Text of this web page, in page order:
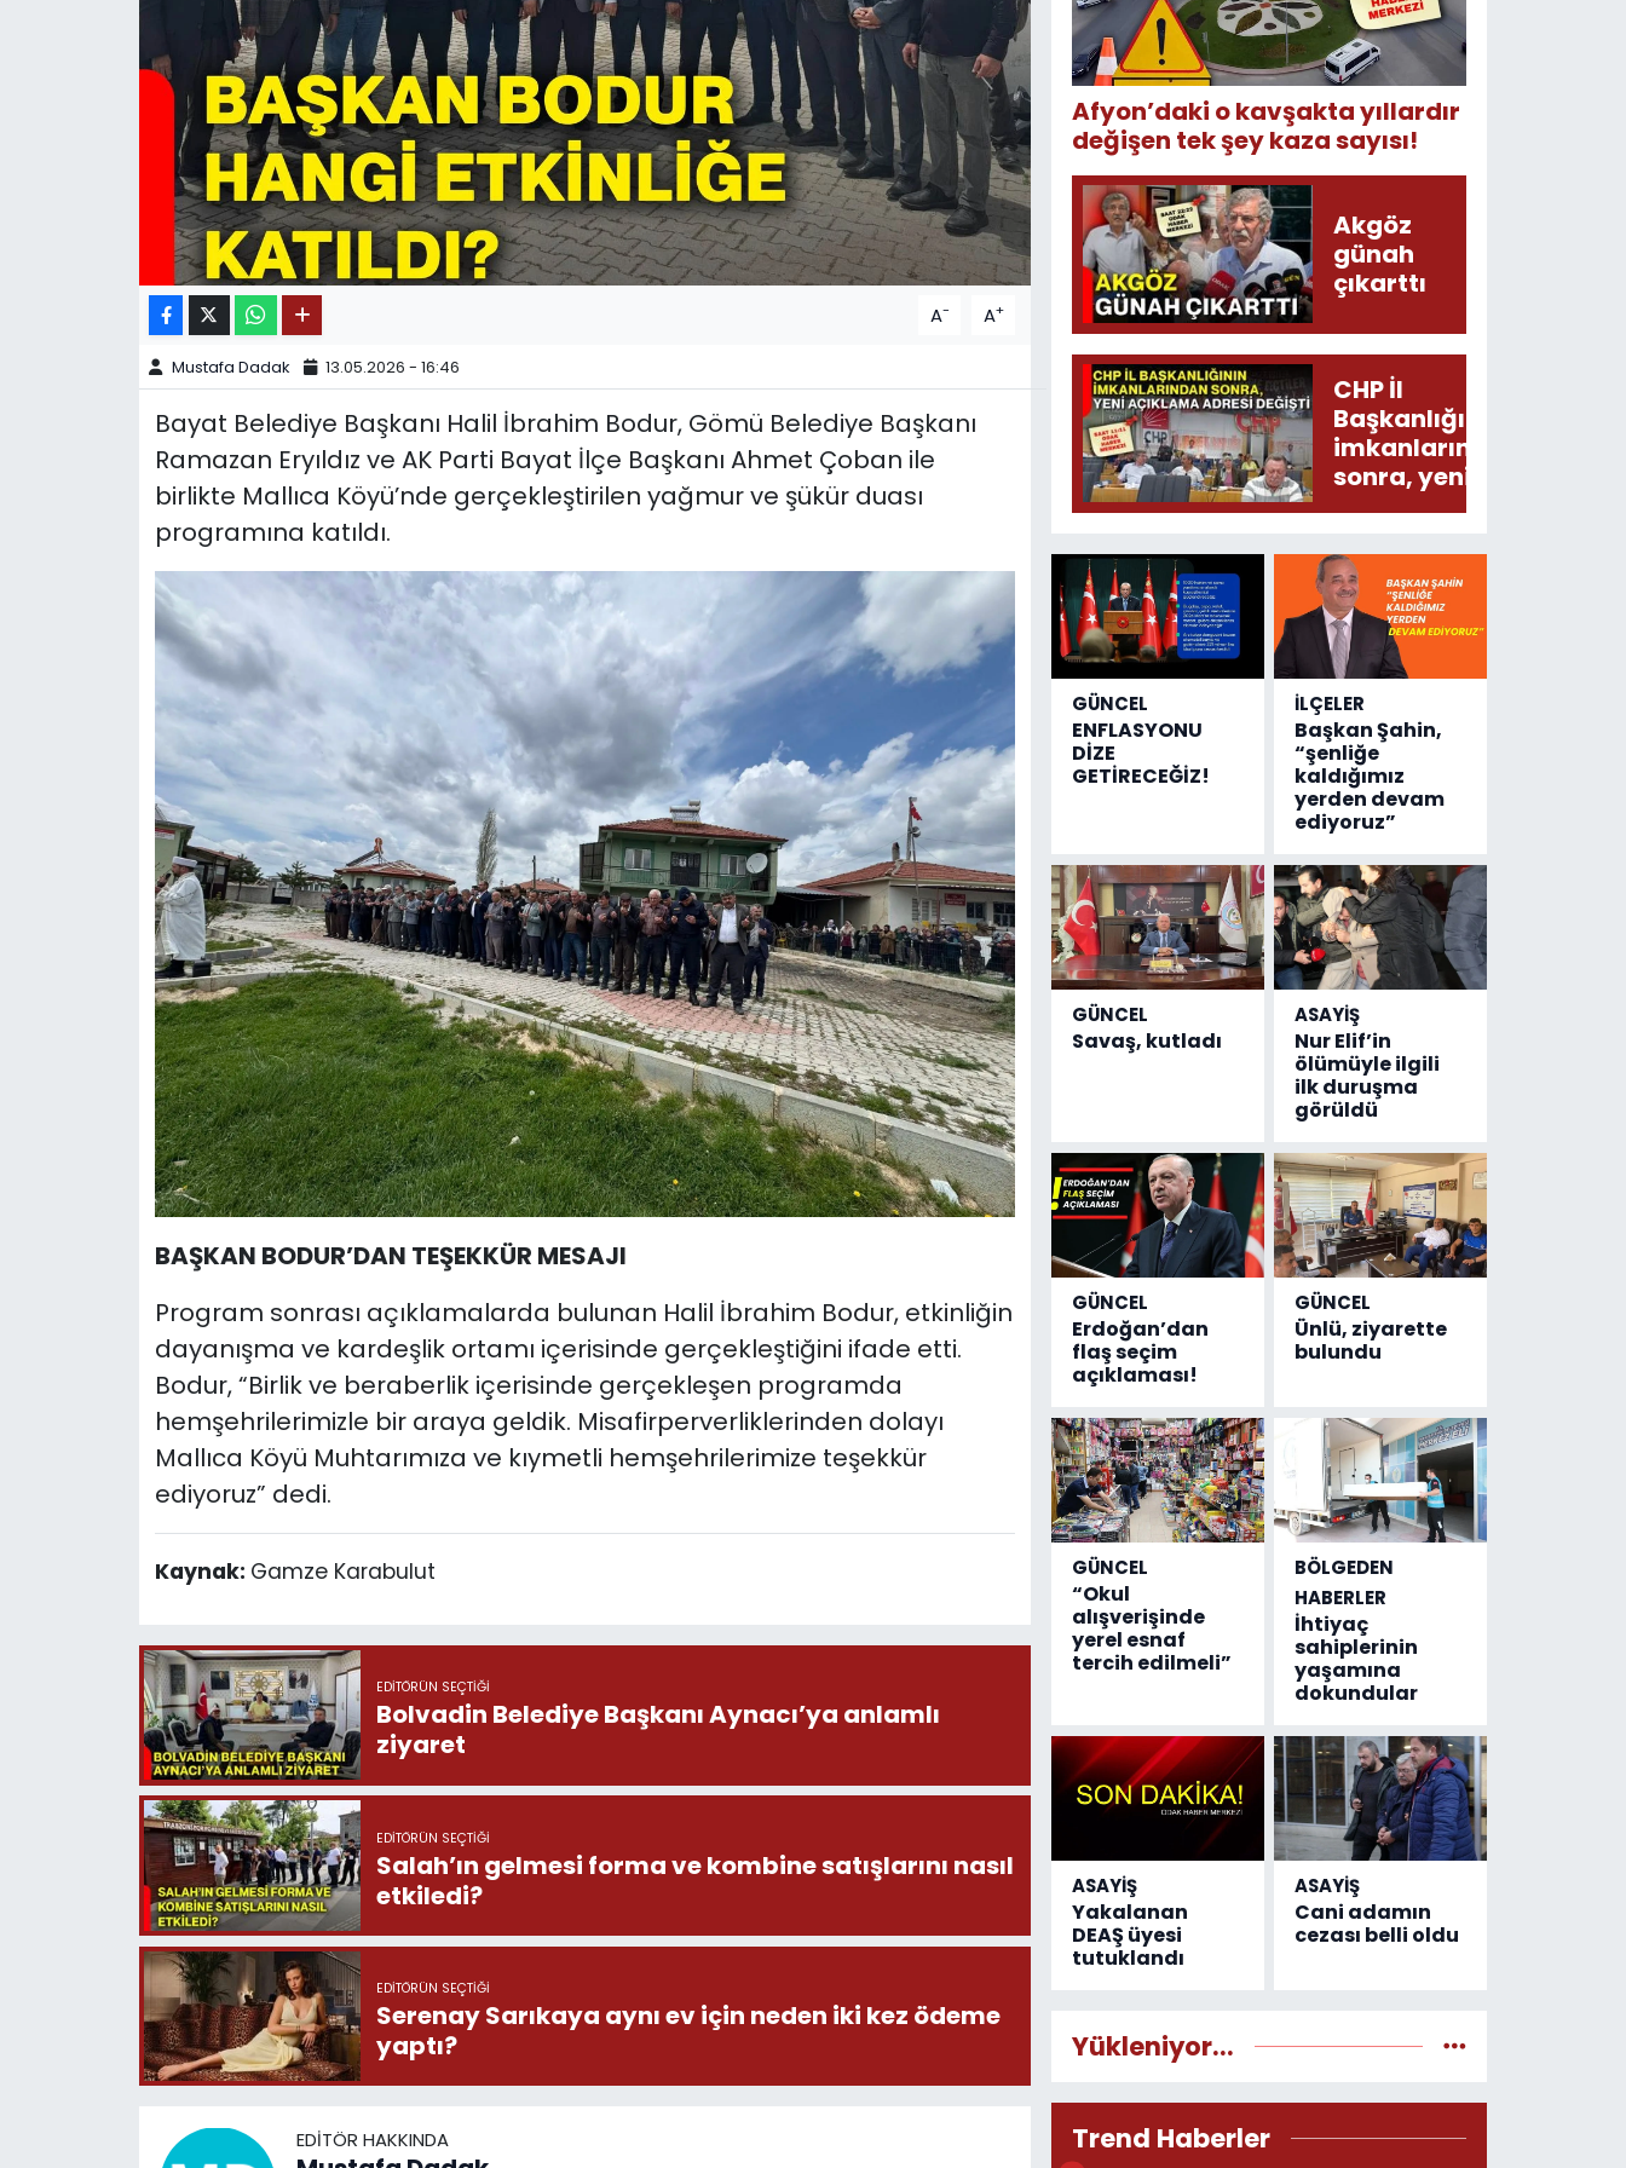
A- A+
Mustafa Dadak 13.05.2026 - 16:46
Bayat Belediye Başkanı Halil İbrahim Bodur, Gömü Belediye Başkanı
Ramazan Eryıldız ve AK Parti Bayat İlçe Başkanı Ahmet Çoban ile
birlikte Mallıca Köyü’nde gerçekleştirilen yağmur ve şükür duası
programına katıldı.
BAŞKAN BODUR’DAN TEŞEKKÜR MESAJI
Program sonrası açıklamalarda bulunan Halil İbrahim Bodur, etkinliğin
dayanışma ve kardeşlik ortamı içerisinde gerçekleştiğini ifade etti.
Bodur, “Birlik ve beraberlik içerisinde gerçekleşen programda
hemşehrilerimizle bir araya geldik. Misafirperverliklerinden dolayı
Mallıca Köyü Muhtarımıza ve kıymetli hemşehrilerimize teşekkür
ediyoruz” dedi.
Kaynak: Gamze Karabulut
EDITÖRÜN SEÇTIĞI
Bolvadin Belediye Başkanı Aynacı’ya anlamlı
ziyaret
EDITÖRÜN SEÇTIĞI
Salah’ın gelmesi forma ve kombine satışlarını nasıl
etkiledi?
EDITÖRÜN SEÇTIĞI
Serenay Sarıkaya aynı ev için neden iki kez ödeme
yaptı?
EDITÖR HAKKINDA
Afyon’daki o kavşakta yıllardır
değişen tek şey kaza sayısı!
Akgöz
günah
çıkarttı
CHP İl
Başkanlığının
imkanlarından
sonra, yeni
açıklama
GÜNCEL
ENFLASYONU
DİZE
GETİRECEĞİZ!
İLÇELER
Başkan Şahin,
“şenliğe
kaldığımız
yerden devam
ediyoruz”
GÜNCEL
Savaş, kutladı
ASAYİŞ
Nur Elif’in
ölümüyle ilgili
ilk duruşma
görüldü
GÜNCEL
Erdoğan’dan
flaş seçim
açıklaması!
GÜNCEL
Ünlü, ziyarette
bulundu
GÜNCEL
“Okul
alışverişinde
yerel esnaf
tercih edilmeli”
BÖLGEDEN
HABERLER
İhtiyaç
sahiplerinin
yaşamına
dokundular
ASAYİŞ
Yakalanan
DEAŞ üyesi
tutuklandı
ASAYİŞ
Cani adamın
cezası belli oldu
Yükleniyor...
Trend Haberler
11:11 MANŞET